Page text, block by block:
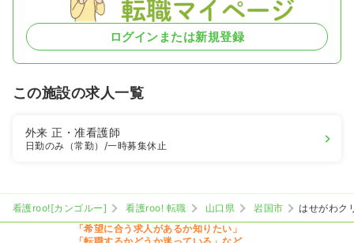
ログインまたは新規登録
この施設の求人一覧
外来正・准看護師
日勤のみ（常勤） /一時募集休止
看護roo![カンゴルー] 看護roo! 転職 山口県 岩国市
はせがわク
「希望に合う求人があるか知りたい」